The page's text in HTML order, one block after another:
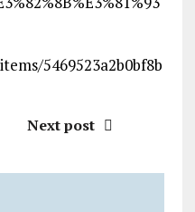
5469523a2b0bf8b
Next post